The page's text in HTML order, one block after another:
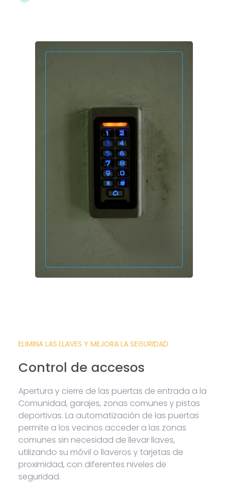
ELIMINA LAS LLAVES Y MEJORA LA SEGURIDAD
Control de accesos
Apertura y cierre de las puertas de entrada a la
Comunidad, garajes, zonas comunes y pistas
deportivas. La automatización de las puertas
permite a los vecinos acceder a las zonas
comunes sin necesidad de llevar llaves,
utilizando su móvil o llaveros y tarjetas de
proximidad, con diferentes niveles de
seguridad.